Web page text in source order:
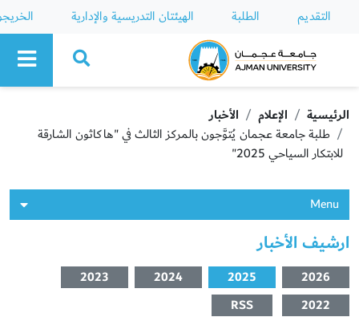
التقديم الطلبة الهيئتان التدريسية والإدارية
Ajman University
الرئيسية الإعلام
الأخبار
طلبة جامعة عجمان يُتوَّجون بالمركز الثالث في "هاكاثون الشارقة
للابتكار السياحي 2025"
Menu
ارشيف الأخبار
2026
2025
2024
2023
2022
RSS